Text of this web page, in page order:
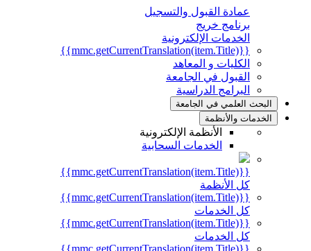
عمادة القبول والتسجيل
برنامج خريج
الخدمات الإلكترونية
{{mmc.getCurrentTranslation(item.Title)}}
الكليات و المعاهد
القبول في الجامعة
البرامج الدراسية
البحث العلمي في الجامعة
الخدمات والأنظمة
الأنظمة الإلكترونية
الخدمات السحابية
{{mmc.getCurrentTranslation(item.Title)}}
كل الأنظمة
{{mmc.getCurrentTranslation(item.Title)}}
كل الخدمات
{{mmc.getCurrentTranslation(item.Title)}}
كل الخدمات